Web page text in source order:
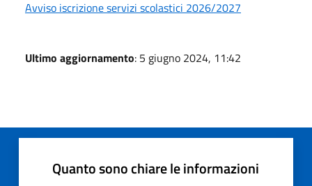
Avviso iscrizione servizi scolastici 2026/2027
Ultimo aggiornamento: 5 giugno 2024, 11:42
Quanto sono chiare le informazioni